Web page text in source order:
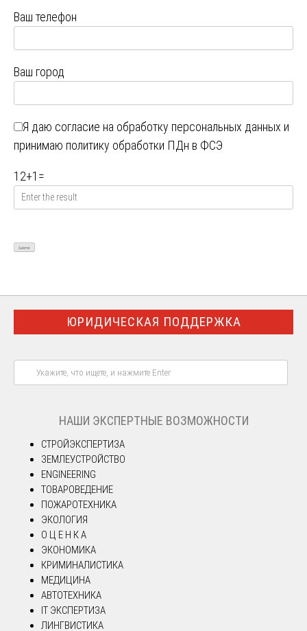
Ваш телефон
Ваш город
Я даю согласие на обработку персональных данных и
принимаю политику обработки ПДн в ФСЭ
12+1 =
ЮРИДИЧЕСКАЯ ПОДДЕРЖКА
НАШИ ЭКСПЕРТНЫЕ ВОЗМОЖНОСТИ
СТРОЙЭКСПЕРТИЗА
ЗЕМЛЕУСТРОЙСТВО
ENGINEERING
ТОВАРОВЕДЕНИЕ
ПОЖАРОТЕХНИКА
ЭКОЛОГИЯ
О Ц Е Н К А
ЭКОНОМИКА
КРИМИНАЛИСТИКА
МЕДИЦИНА
АВТОТЕХНИКА
IT ЭКСПЕРТИЗА
ЛИНГВИСТИКА